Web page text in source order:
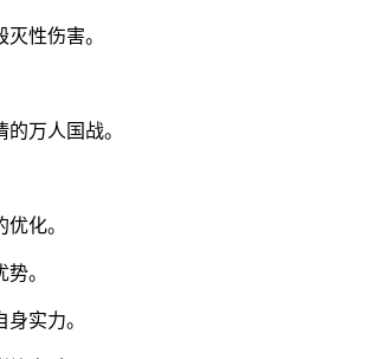
性伤害。
万人国战。
化。
。
实力。